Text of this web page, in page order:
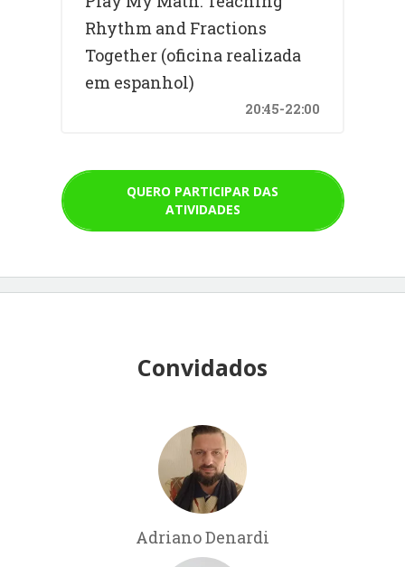
Rhythm and Fractions
Together (oficina realizada
em espanhol)
20:45-22:00
QUERO PARTICIPAR DAS
ATIVIDADES
Convidados
Adriano Denardi